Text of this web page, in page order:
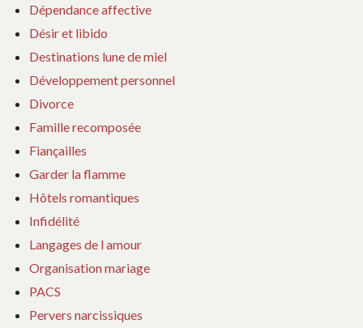
Dépendance affective
Désir et libido
Destinations lune de miel
Développement personnel
Divorce
Famille recomposée
Fiançailles
Garder la flamme
Hôtels romantiques
Infidélité
Langages de l amour
Organisation mariage
PACS
Pervers narcissiques